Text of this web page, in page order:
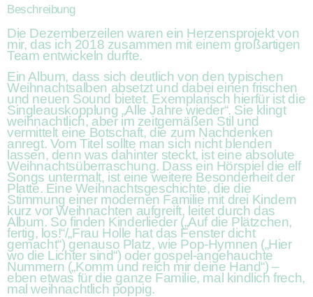
Beschreibung
Die Dezemberzeilen waren ein Herzensprojekt von
mir, das ich 2018 zusammen mit einem großartigen
Team entwickeln durfte.
Ein Album, dass sich deutlich von den typischen
Weihnachtsalben absetzt und dabei einen frischen
und neuen Sound bietet. Exemplarisch hierfür ist die
Singleauskopplung „Alle Jahre wieder“. Sie klingt
weihnachtlich, aber im zeitgemäßen Stil und
vermittelt eine Botschaft, die zum Nachdenken
anregt. Vom Titel sollte man sich nicht blenden
lassen, denn was dahinter steckt, ist eine absolute
Weihnachtsüberraschung. Dass ein Hörspiel die elf
Songs untermalt, ist eine weitere Besonderheit der
Platte. Eine Weihnachtsgeschichte, die die
Stimmung einer modernen Familie mit drei Kindern
kurz vor Weihnachten aufgreift, leitet durch das
Album. So finden Kinderlieder („Auf die Plätzchen,
fertig, los!“/„Frau Holle hat das Fenster dicht
gemacht“) genauso Platz, wie Pop-Hymnen („Hier
wo die Lichter sind“) oder gospel-angehauchte
Nummern („Komm und reich mir deine Hand“) –
eben etwas für die ganze Familie, mal kindlich frech,
mal weihnachtlich poppig.